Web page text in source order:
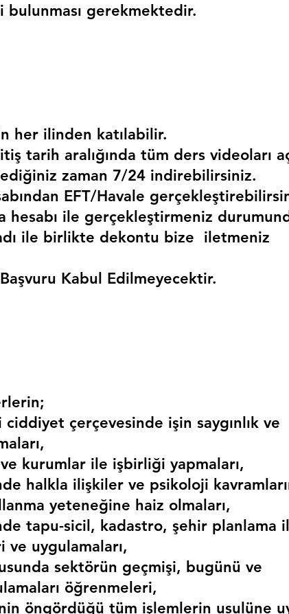
bulunması gerekmektedir.
her ilinden katılabilir.
tarih aralığında tüm ders videoları
zaman 7/24 indirebilirsiniz.
EFT/Havale
hesabı ile gerçekleştirmeniz
ile birlikte dekontu bize  iletmeniz
Kabul Edilmeyecektir.
çerçevesinde işin saygınlık ve
kurumlar ile işbirliği yapmaları,
halkla ilişkiler ve psikoloji
yeteneğine haiz olmaları,
tapu-sicil, kadastro, şehir planlama
ve uygulamaları,
sektörün geçmişi, bugünü ve
öğrenmeleri,
öngördüğü tüm işlemlerin usulüne